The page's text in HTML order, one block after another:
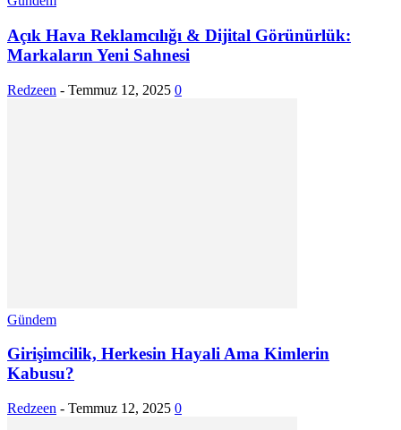
Açık Hava Reklamcılığı & Dijital Görünürlük:
Markaların Yeni Sahnesi
Redzeen - Temmuz 12, 2025 0
Gündem
Girişimcilik, Herkesin Hayali Ama Kimlerin
Kabusu?
Redzeen - Temmuz 12, 2025 0